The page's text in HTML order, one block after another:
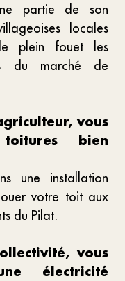
partie de son
locales
plein fouet les
du marché de
vous
bien
une installation
votre toit aux
du Pilat.
vous
électricité